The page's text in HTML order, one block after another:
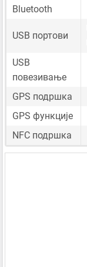
Bluetooth
USB портови
USB
повезивање
GPS подршка
GPS функције
NFC подршка